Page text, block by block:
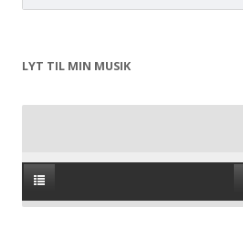
LYT TIL MIN MUSIK